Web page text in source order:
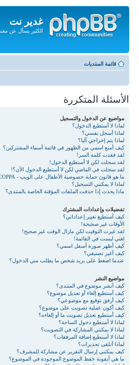
غدير نت
الكثير يسأل عن
المحتويات
قائمة المنتديات
الأسئلة المتكررة
مواضيع عن الدخول والتسجيل
لماذا لا أستطيع الدخول؟
لماذا أسجل نفسي؟
لماذا يتم إخراجي آليا؟
كيف أمنع اسمي من الظهور في قائمة أسماء المشتركين؟
لقد فقدت كلمة السر!
لقد سجلت لكن لا أستطيع الدخول!
لقد سجلت في الماضي لكن لا أستطيع الدخول الآن؟!
ما هو قانون حماية خصوصية الأطفال على الويب - COPPA ?
لماذا لا يمكنني التسجيل؟
ماذا يحدث إذا حذفت الملفات المؤقتة الخاصة بالمنتدى؟
تفضيلات وإعدادات المشترك
كيف أستطيع تغيير إعداداتي؟
الأوقات غير صحيحة!
لقد غيرت التوقيت لكن مازال الوقت غير صحيح!
لغتي ليست في القائمة!
كيف أظهر صورة أسفل اسمي؟
كيف أغير تصنيفي؟
عندما اضغط على بريد شخص ما يطلب مني الدخول؟
مواضيع النشر
كيف أنشر موضوع في المنتدى؟
كيف أستطيع إلغاء أو تعديل موضوع؟
كيف أرفق توقيع مع موضوعي؟
كيف أكون عملية تصويت على موضوع؟
كيف أستطيع تعديل تصويت ما أو إلغاءه؟
لماذا لا أستطيع دخول الساحة؟
لماذا لا يمكنني المشاركة في التصويت؟
لماذا لا أستطيع إضافة المرفقات؟
لماذا أتلقى تحذيرات؟
كيف يمكنني إرسال التقرير عن مشاركة للمشرف؟
ما هي أيقونة حفظ الموضوع الموجودة في الموضوع؟